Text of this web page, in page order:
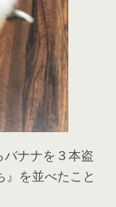
ナナを３本盗
を並べたこと